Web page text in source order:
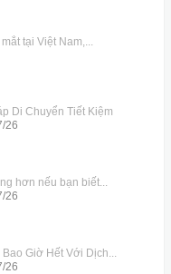
tại Việt Nam,...
Di Chuyển Tiết Kiệm
26
hơn nếu bạn biết...
26
Giờ Hết Với Dịch...
26